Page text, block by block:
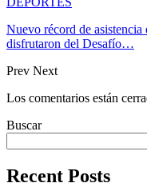
Nuevo récord de
disfrutaron del Desafío…
Prev Next
Los comentarios están
Buscar
Recent Posts